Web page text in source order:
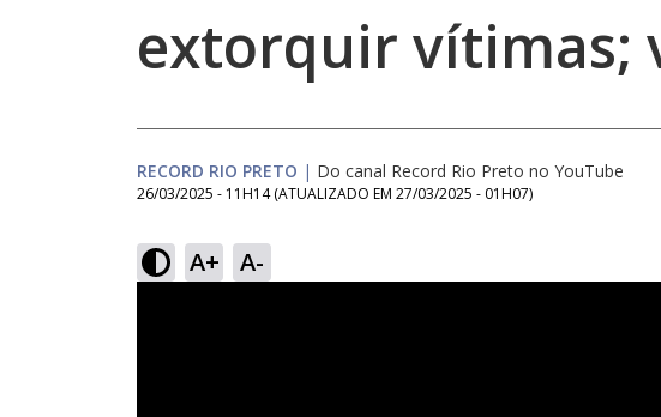
extorquir vítimas;
RECORD RIO PRETO | Do canal Record Rio Preto no YouTube
26/03/2025 - 11H14 (ATUALIZADO EM 27/03/2025 - 01H07)
A+ A-